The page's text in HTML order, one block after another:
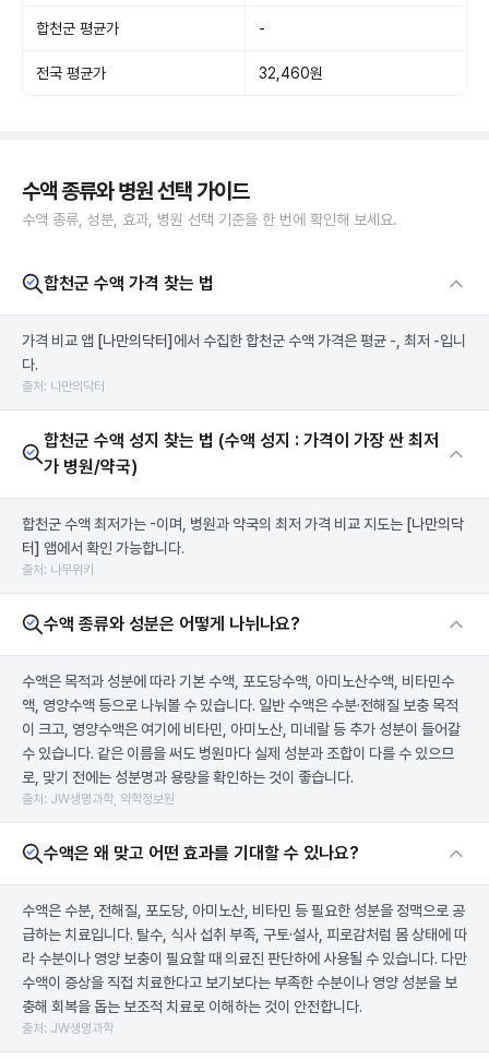
합천군 평균가 -
전국 평균가 32,460원
수액 종류와 병원 선택 가이드
수액 종류, 성분, 효과, 병원 선택 기준을 한 번에 확인해 보세요.
합천군 수액 가격 찾는 법
가격 비교 앱 [나만의닥터] 에서 수집한 합천군 수액 가격은 평균 -, 최저 -입니
다.
출처: 나만의닥터
합천군 수액 성지 찾는 법 (수액 성지 : 가격이 가장 싼 최저
가 병원/약국)
합천군 수액 최저가는 -이며, 병원과 약국의 최저 가격 비교 지도는 [나만의닥
터] 앱에서 확인 가능합니다.
출처: 나무위키
수액 종류와 성분은 어떻게 나뉘나요?
수액은 목적과 성분에 따라 기본 수액, 포도당수액, 아미노산수액, 비타민수
액, 영양수액 등으로 나눠볼 수 있습니다. 일반 수액은 수분·전해질 보충 목적
이 크고, 영양수액은 여기에 비타민, 아미노산, 미네랄 등 추가 성분이 들어갈
수 있습니다. 같은 이름을 써도 병원마다 실제 성분과 조합이 다를 수 있으므
로, 맞기 전에는 성분명과 용량을 확인하는 것이 좋습니다.
출처: JW생명과학, 약학정보원
수액은 왜 맞고 어떤 효과를 기대할 수 있나요?
수액은 수분, 전해질, 포도당, 아미노산, 비타민 등 필요한 성분을 정맥으로 공
급하는 치료입니다. 탈수, 식사 섭취 부족, 구토·설사, 피로감처럼 몸 상태에 따
라 수분이나 영양 보충이 필요할 때 의료진 판단하에 사용될 수 있습니다. 다만
수액이 증상을 직접 치료한다고 보기보다는 부족한 수분이나 영양 성분을 보
충해 회복을 돕는 보조적 치료로 이해하는 것이 안전합니다.
출처: JW생명과학